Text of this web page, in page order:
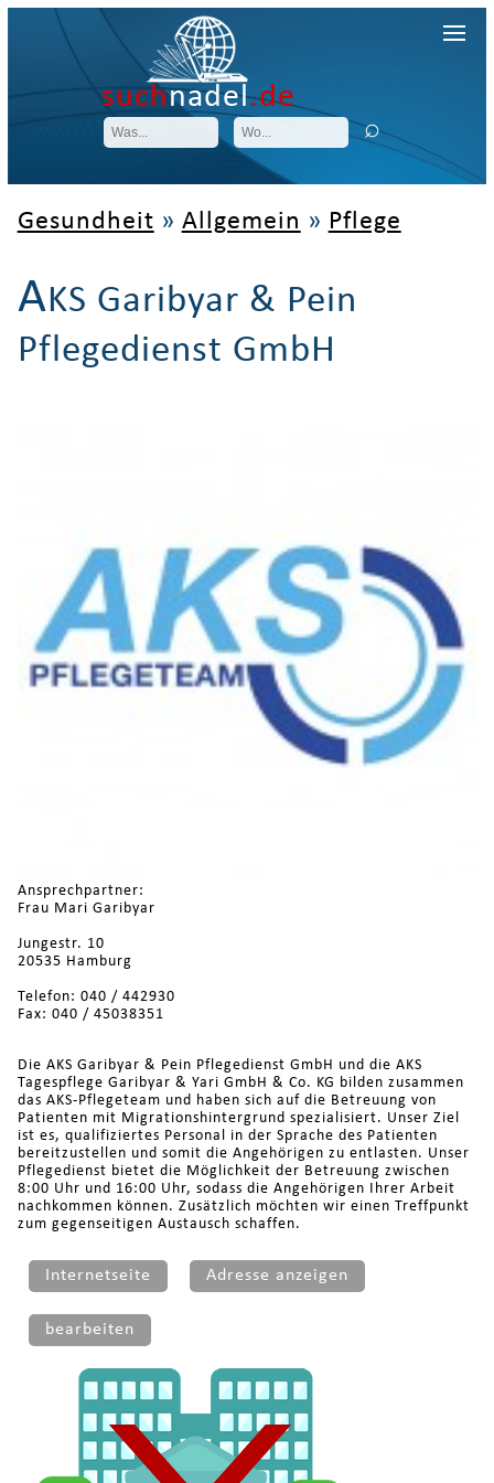
suchnadel.de
Gesundheit » Allgemein » Pflege
AKS Garibyar & Pein
Pflegedienst GmbH
Ansprechpartner:
Frau Mari Garibyar
Jungestr. 10
20535 Hamburg
Telefon: 040 / 442930
Fax: 040 / 45038351
Die AKS Garibyar & Pein Pflegedienst GmbH und die AKS
Tagespflege Garibyar & Yari GmbH & Co. KG bilden zusammen
das AKS-Pflegeteam und haben sich auf die Betreuung von
Patienten mit Migrationshintergrund spezialisiert. Unser Ziel
ist es, qualifiziertes Personal in der Sprache des Patienten
bereitzustellen und somit die Angehörigen zu entlasten. Unser
Pflegedienst bietet die Möglichkeit der Betreuung zwischen
8:00 Uhr und 16:00 Uhr, sodass die Angehörigen Ihrer Arbeit
nachkommen können. Zusätzlich möchten wir einen Treffpunkt
zum gegenseitigen Austausch schaffen.
Internetseite Adresse anzeigen
bearbeiten